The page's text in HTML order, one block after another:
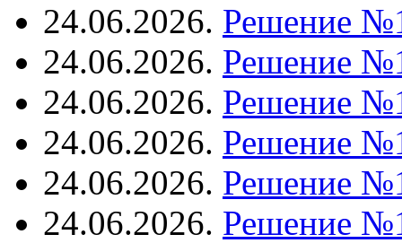
24.06.2026. Решение
24.06.2026. Решение
24.06.2026. Решение
24.06.2026. Решение
24.06.2026. Решение
24.06.2026. Решение